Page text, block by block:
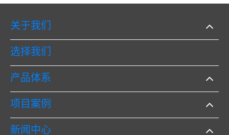
关于我们
选择我们
产品体系
项目案例
新闻中心